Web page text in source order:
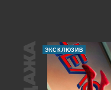
ЭКСКЛЮЗИВ